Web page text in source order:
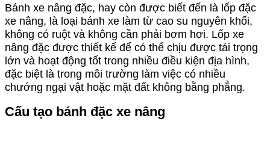
Bánh xe nâng đặc, hay còn được biết đến là lốp đặc
xe nâng, là loại bánh xe làm từ cao su nguyên khối,
không có ruột và không cần phải bơm hơi. Lốp xe
nâng đặc được thiết kế để có thể chịu được tải trọng
lớn và hoạt động tốt trong nhiều điều kiện địa hình,
đặc biệt là trong môi trường làm việc có nhiều
chướng ngại vật hoặc mặt đất không bằng phẳng.
Cấu tạo bánh đặc xe nâng